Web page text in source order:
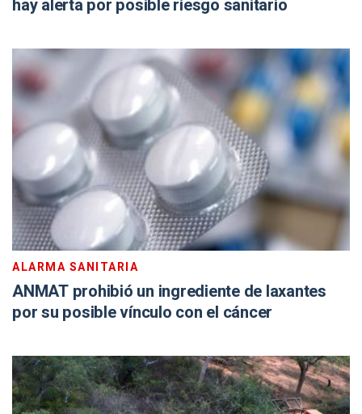
hay alerta por posible riesgo sanitario
ALARMA SANITARIA
ANMAT prohibió un ingrediente de laxantes
por su posible vínculo con el cáncer